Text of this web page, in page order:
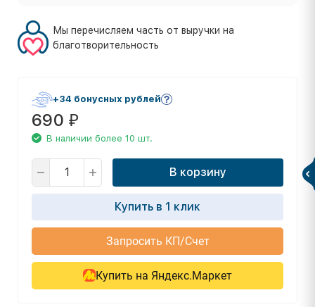
Мы перечисляем часть от выручки на
благотворительность
+34 бонусных рублей
690 ₽
В наличии более 10 шт.
В корзину
Купить в 1 клик
Запросить КП/Счет
Купить на Яндекс.Маркет